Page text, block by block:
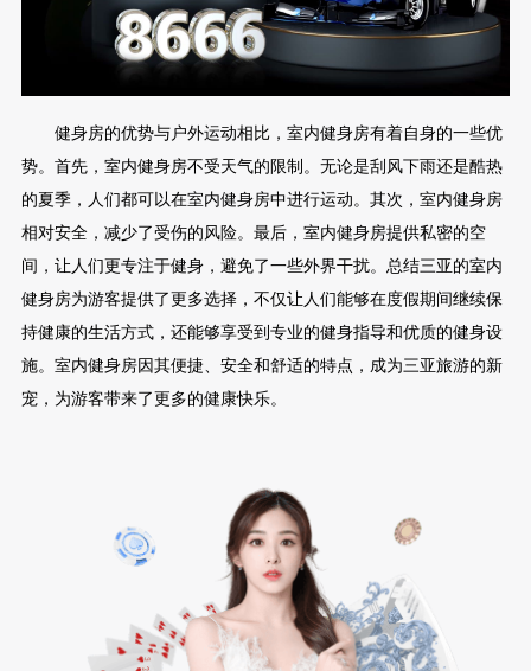
健身房的优势与户外运动相比，室内健身房有着自身的一些优
势。首先，室内健身房不受天气的限制。无论是刮风下雨还是酷热
的夏季，人们都可以在室内健身房中进行运动。其次，室内健身房
相对安全，减少了受伤的风险。最后，室内健身房提供私密的空
间，让人们更专注于健身，避免了一些外界干扰。总结三亚的室内
健身房为游客提供了更多选择，不仅让人们能够在度假期间继续保
持健康的生活方式，还能够享受到专业的健身指导和优质的健身设
施。室内健身房因其便捷、安全和舒适的特点，成为三亚旅游的新
宠，为游客带来了更多的健康快乐。